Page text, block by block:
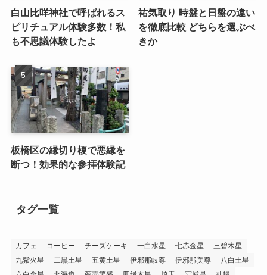
白山比咩神社で呼ばれるス
ピリチュアル体験多数！私
も不思議体験したよ
祐気取り 時盤と日盤の違い
を徹底比較 どちらを選ぶべ
きか
板橋区の縁切り榎で悪縁を
断つ！効果的な参拝体験記
タグ一覧
カフェ コーヒー チーズケーキ 一白水星 七赤金星
三碧木星
九紫火星
二黒土星 五黄土星 伊邪那岐尊 伊邪那美尊
八白土星